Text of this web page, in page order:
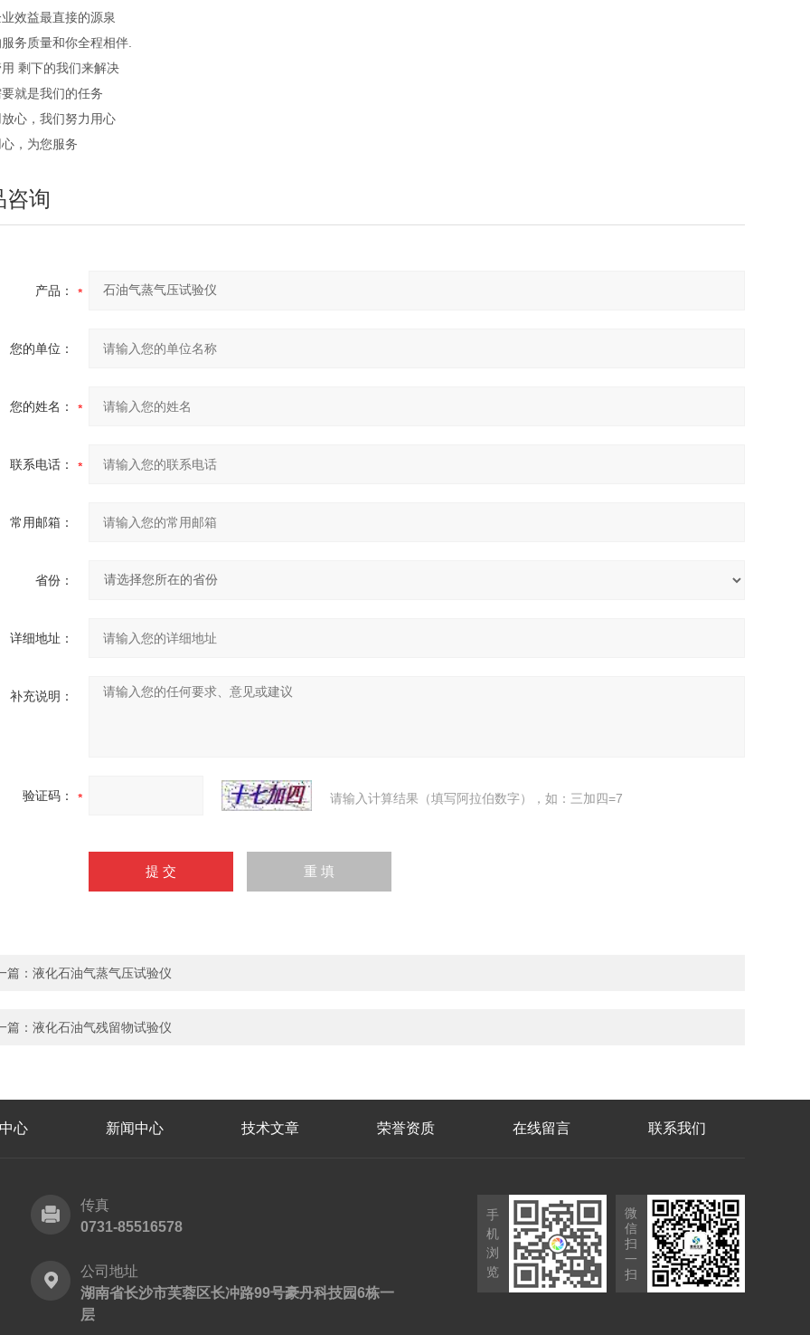
效益最直接的源泉
务质量和你全程相伴.
剩下的我们来解决
就是我们的任务
心，我们努力用心
，为您服务
咨询
产品：
您的单位：
您的姓名：
联系电话：
常用邮箱：
省份：
详细地址：
补充说明：
验证码： 请输入计算结果（填写阿拉伯数字），如：三加四=7
篇： 液化石油气蒸气压试验仪
篇： 液化石油气残留物试验仪
心 新闻中心 技术文章 荣誉资质 在线留言 联系我们
传真
0731-85516578
公司地址
湖南省长沙市芙蓉区长冲路99号豪丹科技园6栋一
层
手
机
浏
览
微
信
扫
一
扫